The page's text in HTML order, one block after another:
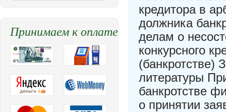
кредитора в
должника
делам о
конкурсного
(банкротстве)
литературы
банкротстве
о принятии
Принимаем к оплате